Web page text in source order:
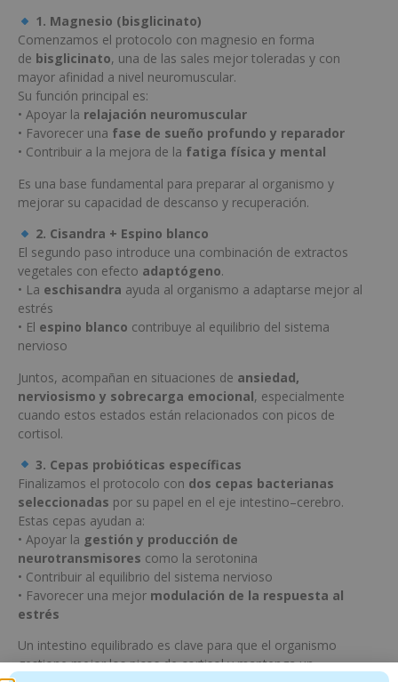
1. Magnesio (bisglicinato)
Comenzamos el protocolo con magnesio en forma
de bisglicinato, una de las sales mejor toleradas y con
mayor afinidad a nivel neuromuscular.
Su función principal es:
• Apoyar la relajación neuromuscular
• Favorecer una fase de sueño profundo y reparador
• Contribuir a la mejora de la fatiga física y mental
Es una base fundamental para preparar al organismo y
mejorar su capacidad de descanso y recuperación.
2. Cisandra + Espino blanco
El segundo paso introduce una combinación de extractos
vegetales con efecto adaptógeno.
• La eschisandra ayuda al organismo a adaptarse mejor al
estrés
• El espino blanco contribuye al equilibrio del sistema
nervioso
Juntos, acompañan en situaciones de ansiedad,
nerviosismo y sobrecarga emocional, especialmente
cuando estos estados están relacionados con picos de
cortisol.
3. Cepas probióticas específicas
Finalizamos el protocolo con dos cepas bacterianas
seleccionadas por su papel en el eje intestino–cerebro.
Estas cepas ayudan a:
• Apoyar la gestión y producción de
neurotransmisores como la serotonina
• Contribuir al equilibrio del sistema nervioso
• Favorecer una mejor modulación de la respuesta al
estrés
Un intestino equilibrado es clave para que el organismo
gestione mejor los picos de cortisol y mantenga un